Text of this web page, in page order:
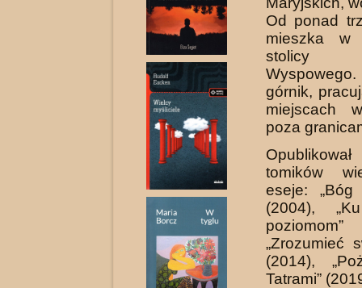
Od ponad
mieszka w
stolicy
górnik,
miejscach
poza
tomików
eseje:
(2004),
„Zrozumieć
(2014),
Tatrami”